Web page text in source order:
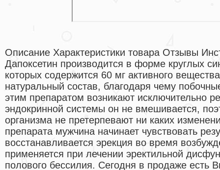
Описание Характеристики товара Отзывы
Дапоксетин производится в форме круглых
которых содержится 60 мг активного
натуральный состав, благодаря чему
этим препаратом возникают исключительно
эндокринной системы он не вмешивается,
организма не претерпевают ни каких
препарата мужчина начинает чувствовать
восстанавливается эрекция во время
применяется при лечении эректильной
полового бессилия. Сегодня в продаже есть